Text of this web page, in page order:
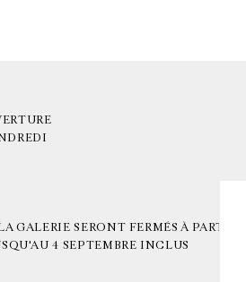
GALERIE SERONT FERMÉS À PARTIR
4 SEPTEMBRE INCLUS